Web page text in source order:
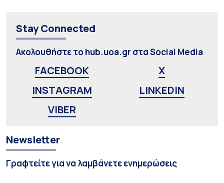
Stay Connected
Ακολουθήστε το hub.uoa.gr στα Social Media
FACEBOOK
X
INSTAGRAM
LINKEDIN
VIBER
Newsletter
Γραφτείτε για να λαμβάνετε ενημερώσεις